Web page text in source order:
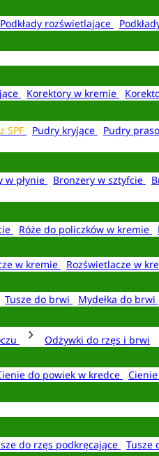
Podkłady rozświetlające
Korektory w kremie
SPF Pudry kryjące Pudry
w płynie Bronzery w sztyfcie
Róże do policzków w kremie
w kremie Rozświetlacze w
Tusze do brwi Mydełka do brwi
Odżywki do rzęs i brwi
do powiek w kredce
do rzęs podkręcające Tusze